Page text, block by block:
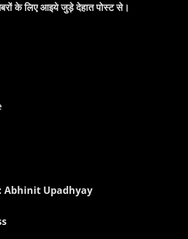
के लिए आइये जुड़े देहात पोस्ट से।
Abhinit Upadhyay